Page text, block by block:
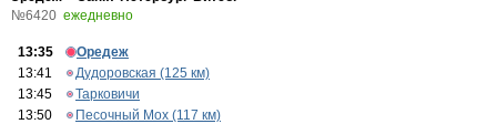
№6420 ежедневно
13:35
Оредеж
13:41
Дудоровская (125 км)
13:45
Тарковичи
13:50
Песочный Мох (117 км)